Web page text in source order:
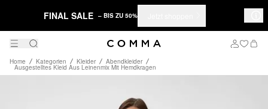
FINAL SALE – BIS ZU 50%
Home Kategorien Kleider Abendkleider
Ausgestelltes Kleid Aus Leinenmix Mit Hemdkragen